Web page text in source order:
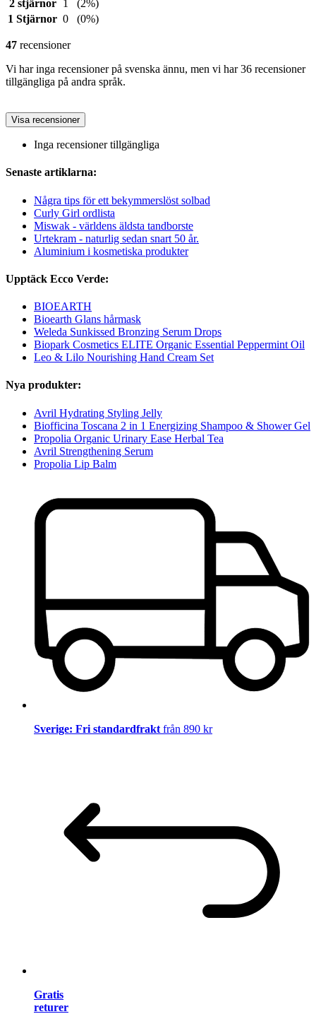
2 stjärnor 1
(2%)
1 Stjärnor 0 (0%)
47 recensioner
Vi har inga recensioner på svenska ännu, men vi har 36 recensioner
tillgängliga på andra språk.
Visa recensioner
Inga recensioner tillgängliga
Senaste artiklarna:
Några tips för ett bekymmerslöst solbad
Curly Girl ordlista
Miswak - världens äldsta tandborste
Urtekram - naturlig sedan snart 50 år.
Aluminium i kosmetiska produkter
Upptäck Ecco Verde:
BIOEARTH
Bioearth Glans hårmask
Weleda Sunkissed Bronzing Serum Drops
Biopark Cosmetics ELITE Organic Essential Peppermint Oil
Leo & Lilo Nourishing Hand Cream Set
Nya produkter:
Avril Hydrating Styling Jelly
Biofficina Toscana 2 in 1 Energizing Shampoo & Shower Gel
Propolia Organic Urinary Ease Herbal Tea
Avril Strengthening Serum
Propolia Lip Balm
Sverige: Fri standardfrakt från 890 kr
Gratis
returer